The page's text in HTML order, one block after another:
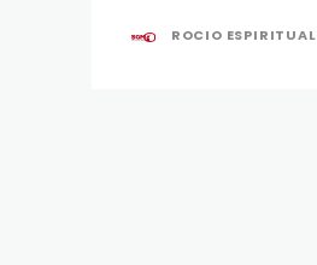
ROCIO ESPIRITUAL